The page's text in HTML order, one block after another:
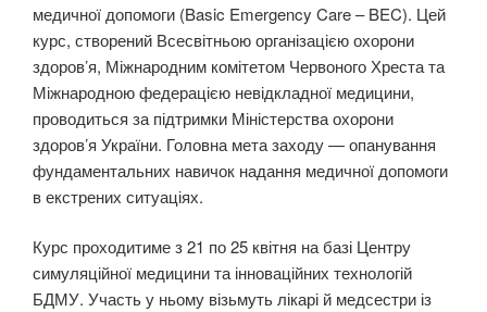
медичної допомоги (Basic Emergency Care – BEC). Цей
курс, створений Всесвітньою організацією охорони
здоров’я, Міжнародним комітетом Червоного Хреста та
Міжнародною федерацією невідкладної медицини,
проводиться за підтримки Міністерства охорони
здоров’я України. Головна мета заходу — опанування
фундаментальних навичок надання медичної допомоги
в екстрених ситуаціях.
Курс проходитиме з 21 по 25 квітня на базі Центру
симуляційної медицини та інноваційних технологій
БДМУ. Участь у ньому візьмуть лікарі й медсестри із